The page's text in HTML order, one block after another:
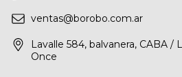
ventas@borobo.com.ar
Lavalle 584, balvanera, CABA /
Once